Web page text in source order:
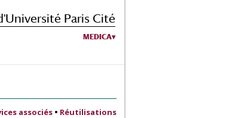
Paris Cité
MEDICA
associés • Réutilisations